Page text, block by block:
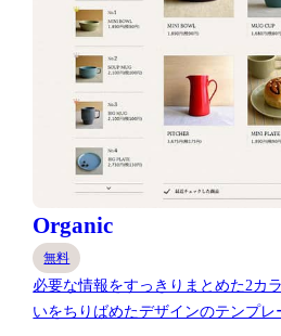
Organic
無料
必要な情報をすっきりまとめた2カ
いをちりばめたデザインのテンプレ